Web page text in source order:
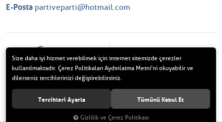
E-Posta partiveparti@hotmail.com
Parti ve Parti. Tüm Hakları Saklıdır.
Size daha iyi hizmet verebilmek için internet sitemizde çerezler
kullanılmaktadır. Çerez Politikaları Aydınlatma Metni’ni okuyabilir ve
dilerseniz tercihlerinizi değiştirebilirsiniz.
Tercihleri Ayarla Tümünü Kabul Et
Gizlilik ve Çerez Politikası